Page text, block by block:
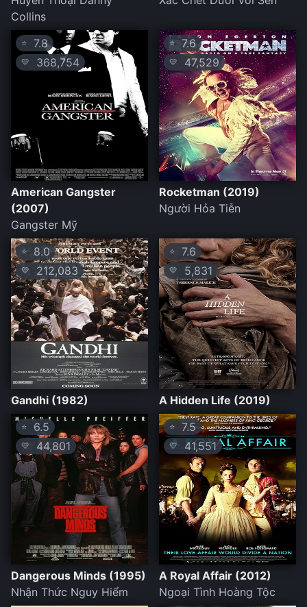
Collins
⭐ 7.8
💛 368,754
American Gangster
(2007)
Gangster Mỹ
⭐ 7.6
💛 47,529
Rocketman (2019)
Người Hỏa Tiễn
⭐ 8.0
💛 212,083
Gandhi (1982)
⭐ 7.6
💛 5,831
A Hidden Life (2019)
⭐ 6.5
💛 44,801
Dangerous Minds (1995)
Nhận Thức Nguy Hiểm
⭐ 7.5
💛41,551
A Royal Affair (2012)
Ngoại Tình Hoàng Tộc